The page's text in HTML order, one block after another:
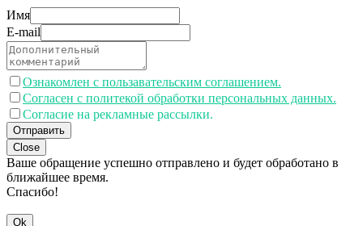
Имя
E-mail
Ознакомлен с пользавательским соглашением.
Согласен с политекой обработки персональных данных.
Согласие на рекламные рассылки.
Отправить
Close
Ваше обращение успешно отправлено и будет обработано в
ближайшее время.
Спасибо!
Ok